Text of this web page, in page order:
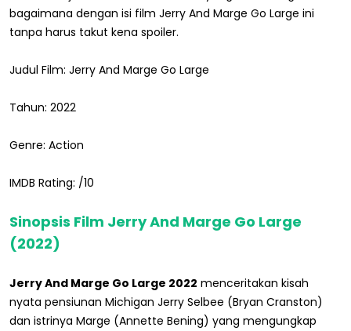
bagaimana dengan isi film Jerry And Marge Go Large ini
tanpa harus takut kena spoiler.
Judul Film: Jerry And Marge Go Large
Tahun: 2022
Genre: Action
IMDB Rating: /10
Sinopsis Film Jerry And Marge Go Large
(2022)
Jerry And Marge Go Large 2022 menceritakan kisah
nyata pensiunan Michigan Jerry Selbee (Bryan Cranston)
dan istrinya Marge (Annette Bening) yang mengungkap